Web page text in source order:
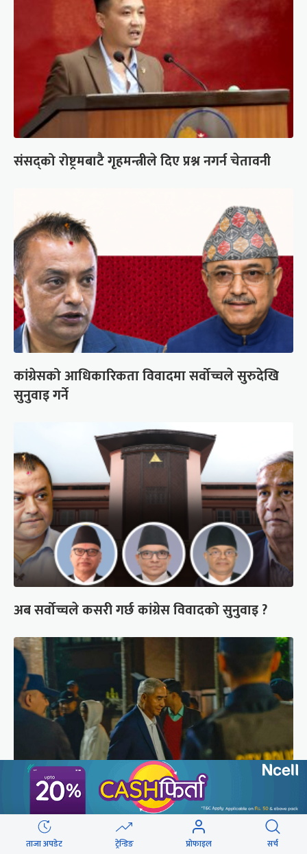
संसद्को रोष्ट्रमबाटै गृहमन्त्रीले दिए प्रश्न नगर्न चेतावनी
कांग्रेसको आधिकारिकता विवादमा सर्वोच्चले सुरुदेखि
सुनुवाइ गर्ने
अब सर्वोच्चले कसरी गर्छ कांग्रेस विवादको सुनुवाइ ?
शेरबहादुर देउवा साउन २६ गते स्वदेश फर्किने
ताजा अपडेट ट्रेन्डिङ प्रोफाइल सर्च